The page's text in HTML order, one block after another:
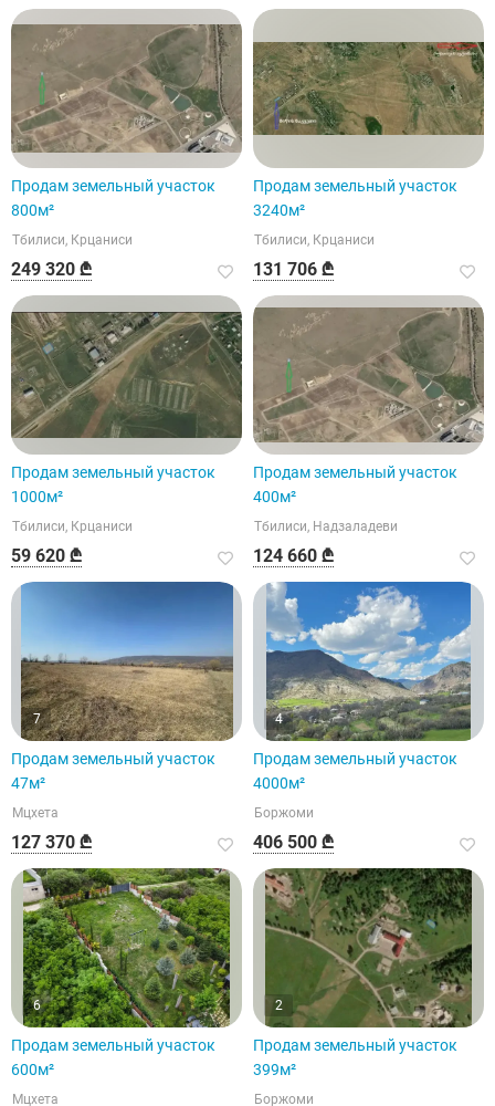
Продам земельный участок
800м²
Тбилиси, Крцаниси
249 320 ₾
Продам земельный участок
3240м²
Тбилиси, Крцаниси
131 706 ₾
Продам земельный участок
1000м²
Тбилиси, Крцаниси
59 620 ₾
Продам земельный участок
400м²
Тбилиси, Надзаладеви
124 660 ₾
7
Продам земельный участок
47м²
Мцхета
127 370 ₾
4
Продам земельный участок
4000м²
Боржоми
406 500 ₾
6
Продам земельный участок
600м²
Мцхета
2
Продам земельный участок
399м²
Боржоми